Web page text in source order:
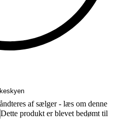
af sælger - læs om denne
Dette produkt er blevet bedømt til